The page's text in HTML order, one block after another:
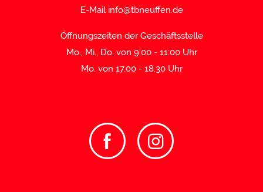
E-Mail info@tbneuffen.de
Öffnungszeiten der Geschäftsstelle
Mo., Mi., Do. von 9:00 - 11:00 Uhr
Mo. von 17.00 - 18.30 Uhr